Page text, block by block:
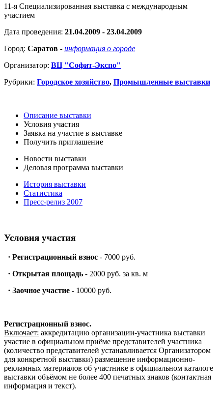
11-я Специализированная выставка с международным
участием
Дата проведения: 21.04.2009 - 23.04.2009
Город: Саратов - информация о городе
Организатор: ВЦ "Софит-Экспо"
Рубрики: Городское хозяйство, Промышленные выставки
Описание выставки
Условия участия
Заявка на участие в выставке
Получить приглашение
Новости выставки
Деловая программа выставки
История выставки
Статистика
Пресс-релиз 2007
Условия участия
· Регистрационный взнос - 7000 руб.
· Открытая площадь - 2000 руб. за кв. м
· Заочное участие - 10000 руб.
Регистрационный взнос.
Включает: аккредитацию организации-участника выставки
участие в официальном приёме представителей участника
(количество представителей устанавливается Организатором
для конкретной выставки) размещение информационно-
рекламных материалов об участнике в официальном каталоге
выставки объёмом не более 400 печатных знаков (контактная
информация и текст).